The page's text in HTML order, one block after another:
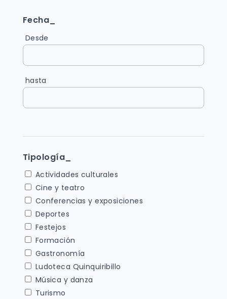
Fecha_
Desde
hasta
Tipología_
Actividades culturales
Cine y teatro
Conferencias y exposiciones
Deportes
Festejos
Formación
Gastronomía
Ludoteca Quinquiribillo
Música y danza
Turismo